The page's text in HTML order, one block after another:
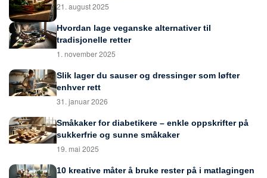
21. august 2025
Hvordan lage veganske alternativer til
tradisjonelle retter
1. november 2025
Slik lager du sauser og dressinger som løfter
enhver rett
31. januar 2026
Småkaker for diabetikere – enkle oppskrifter på
sukkerfrie og sunne småkaker
19. mai 2025
10 kreative måter å bruke rester på i matlagingen